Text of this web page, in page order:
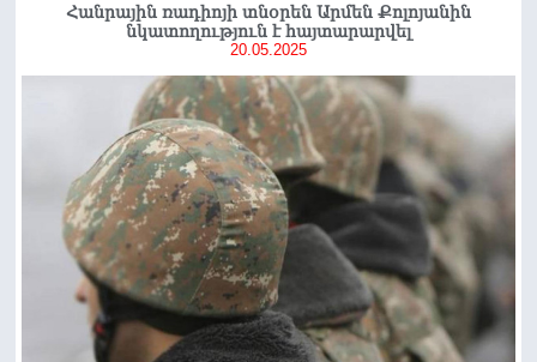
Հանրային ռադիոյի տնօրեն Արմեն Քոլոյանին
նկատողություն է հայտարարվել
20.05.2025